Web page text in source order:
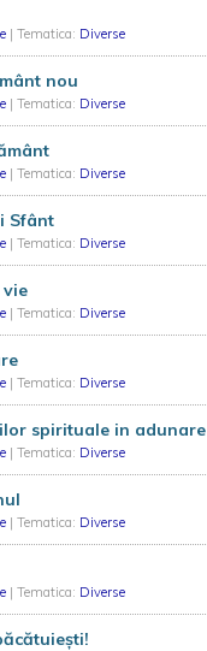
| Tematica: Diverse
nou
| Tematica: Diverse
| Tematica: Diverse
Sfânt
| Tematica: Diverse
| Tematica: Diverse
| Tematica: Diverse
spirituale in adunare
| Tematica: Diverse
| Tematica: Diverse
| Tematica: Diverse